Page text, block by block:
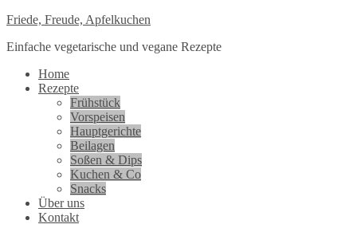
Friede, Freude, Apfelkuchen
Einfache vegetarische und vegane Rezepte
Home
Rezepte
Frühstück
Vorspeisen
Hauptgerichte
Beilagen
Soßen & Dips
Kuchen & Co
Snacks
Über uns
Kontakt